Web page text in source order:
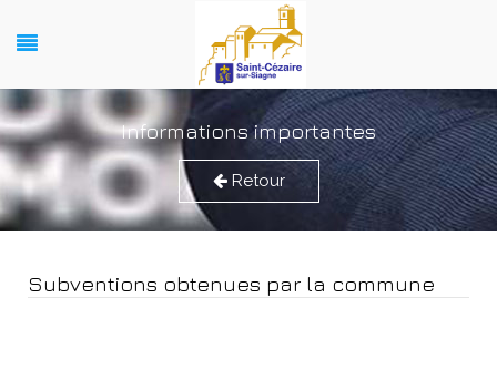
Informations importantes
Retour
Subventions obtenues par la commune